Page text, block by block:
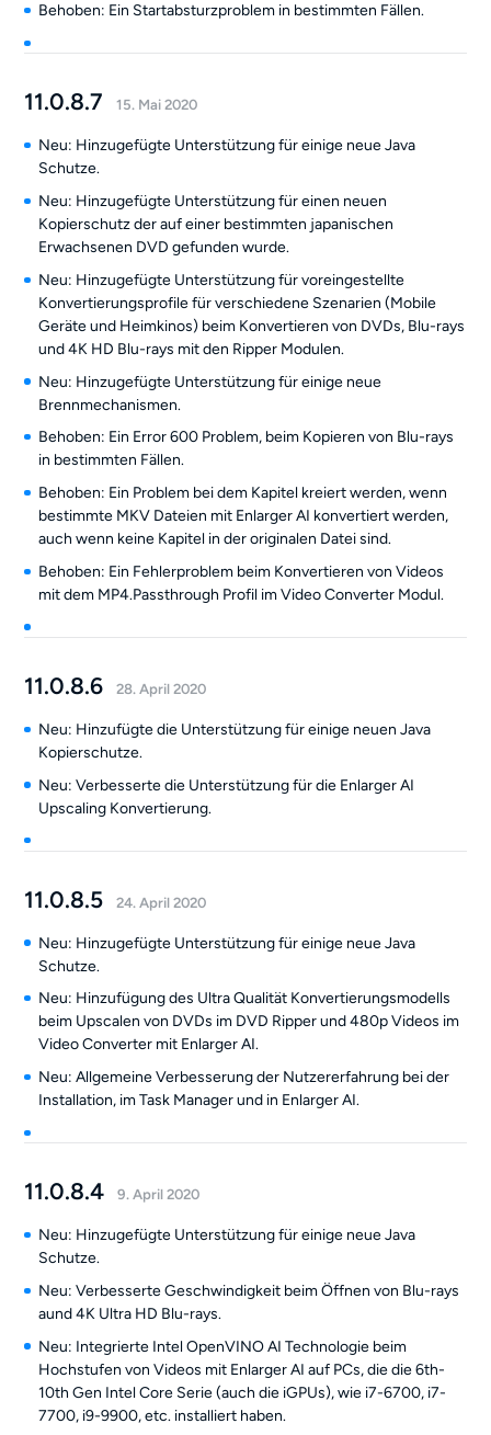
Behoben: Ein Startabsturzproblem in bestimmten Fällen.
11.0.8.7 15. Mai 2020
Neu: Hinzugefügte Unterstützung für einige neue Java
Schutze.
Neu: Hinzugefügte Unterstützung für einen neuen
Kopierschutz der auf einer bestimmten japanischen
Erwachsenen DVD gefunden wurde.
Neu: Hinzugefügte Unterstützung für voreingestellte
Konvertierungsprofile für verschiedene Szenarien (Mobile
Geräte und Heimkinos) beim Konvertieren von DVDs, Blu-rays
und 4K HD Blu-rays mit den Ripper Modulen.
Neu: Hinzugefügte Unterstützung für einige neue
Brennmechanismen.
Behoben: Ein Error 600 Problem, beim Kopieren von Blu-rays
in bestimmten Fällen.
Behoben: Ein Problem bei dem Kapitel kreiert werden, wenn
bestimmte MKV Dateien mit Enlarger AI konvertiert werden,
auch wenn keine Kapitel in der originalen Datei sind.
Behoben: Ein Fehlerproblem beim Konvertieren von Videos
mit dem MP4.Passthrough Profil im Video Converter Modul.
11.0.8.6 28. April 2020
Neu: Hinzufügte die Unterstützung für einige neuen Java
Kopierschutze.
Neu: Verbesserte die Unterstützung für die Enlarger AI
Upscaling Konvertierung.
11.0.8.5 24. April 2020
Neu: Hinzugefügte Unterstützung für einige neue Java
Schutze.
Neu: Hinzufügung des Ultra Qualität Konvertierungsmodells
beim Upscalen von DVDs im DVD Ripper und 480p Videos im
Video Converter mit Enlarger AI.
Neu: Allgemeine Verbesserung der Nutzererfahrung bei der
Installation, im Task Manager und in Enlarger AI.
11.0.8.4 9. April 2020
Neu: Hinzugefügte Unterstützung für einige neue Java
Schutze.
Neu: Verbesserte Geschwindigkeit beim Öffnen von Blu-rays
aund 4K Ultra HD Blu-rays.
Neu: Integrierte Intel OpenVINO AI Technologie beim
Hochstufen von Videos mit Enlarger AI auf PCs, die die 6th-
10th Gen Intel Core Serie (auch die iGPUs), wie i7-6700, i7-
7700, i9-9900, etc. installiert haben.